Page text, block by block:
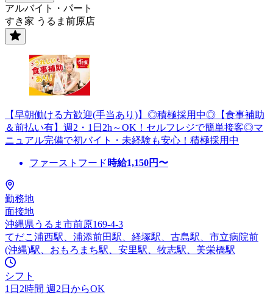
アルバイト・パート
すき家 うるま前原店
【早朝働ける方歓迎(手当あり)】◎積極採用中◎【食事補助
＆前払い有】週2・1日2h～OK！セルフレジで簡単接客◎マ
ニュアル完備で初バイト・未経験も安心！積極採用中
ファーストフード 時給1,150円〜
勤務地
面接地
沖縄県うるま市前原169-4-3
てだこ浦西駅、浦添前田駅、経塚駅、古島駅、市立病院前
(沖縄)駅、おもろまち駅、安里駅、牧志駅、美栄橋駅
シフト
1日2時間 週2日からOK